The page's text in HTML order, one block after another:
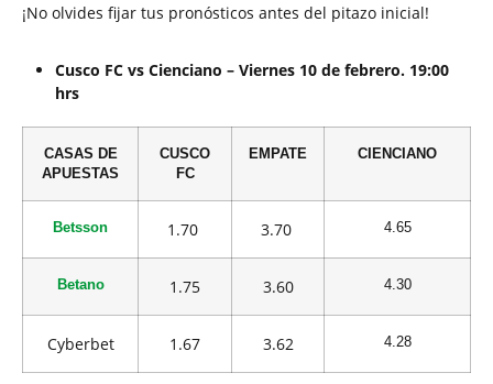
¡No olvides fijar tus pronósticos antes del pitazo inicial!
Cusco FC vs Cienciano – Viernes 10 de febrero. 19:00
hrs
CASAS DE
APUESTAS
CUSCO
FC
EMPATE CIENCIANO
Betsson 1.70 3.70 4.65
Betano 1.75 3.60 4.30
Cyberbet 1.67 3.62 4.28